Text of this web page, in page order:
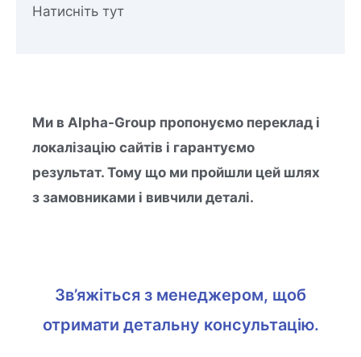
Натисніть тут
Ми в Alpha-Group пропонуємо переклад і
локалізацію сайтів і гарантуємо
результат. Тому що ми пройшли цей шлях
з замовниками і вивчили деталі.
Зв’яжіться з менеджером, щоб
отримати детальну консультацію.